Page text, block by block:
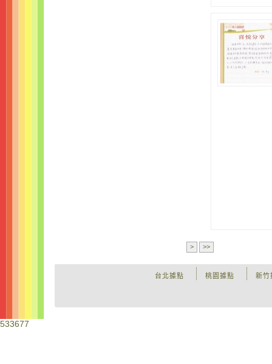
> >>
新竹
桃園據點
台北據點
533677